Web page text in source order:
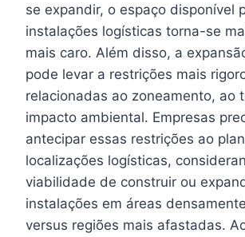
se expandir, o espaço disponível
instalações logísticas torna-se
mais caro. Além disso, a
pode levar a restrições mais
relacionadas ao zoneamento, ao
impacto ambiental. Empresas
antecipar essas restrições ao
localizações logísticas,
viabilidade de construir ou
instalações em áreas
versus regiões mais afastadas.